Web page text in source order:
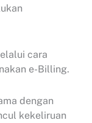
cara
e-Billing.
dengan
kekeliruan